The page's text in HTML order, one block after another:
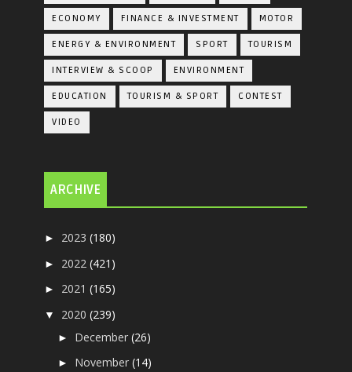
ECONOMY FINANCE & INVESTMENT MOTOR
ENERGY & ENVIRONMENT SPORT TOURISM
INTERVIEW & SCOOP ENVIRONMENT
EDUCATION TOURISM & SPORT CONTEST
VIDEO
ARCHIVE
► 2023(180)
► 2022(421)
► 2021(165)
▼ 2020(239)
► December(26)
► November(14)